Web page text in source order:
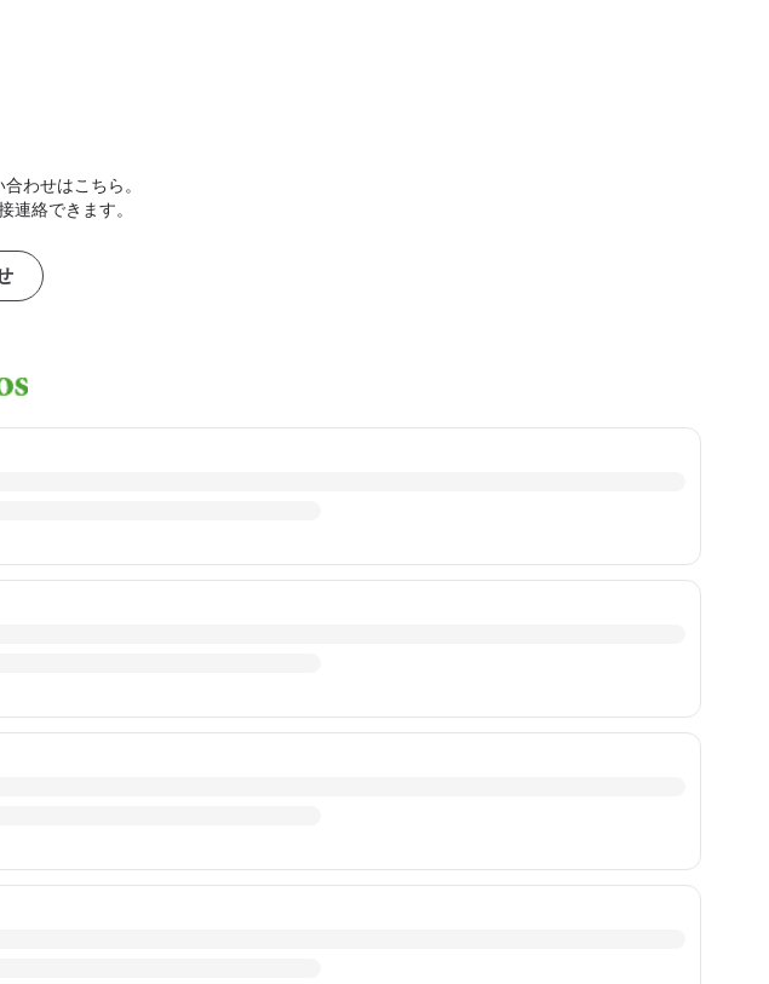
わせはこちら。
連絡できます。